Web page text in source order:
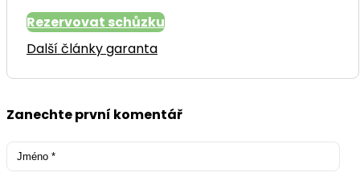
Rezervovat schůzku
Další články garanta
Zanechte první komentář